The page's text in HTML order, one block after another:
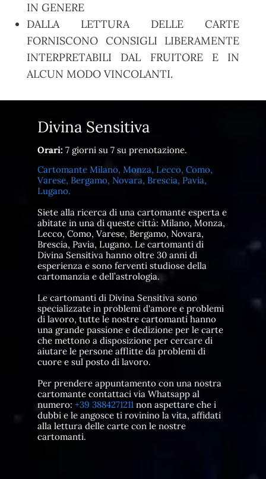
IN GENERE
DALLA LETTURA DELLE CARTE
FORNISCONO CONSIGLI LIBERAMENTE
INTERPRETABILI DAL FRUITORE E IN
ALCUN MODO VINCOLANTI.
Divina Sensitiva
Orari: 7 giorni su 7 su prenotazione.
Cartomante Milano, Monza, Lecco, Como,
Varese, Bergamo, Novara, Brescia, Pavia,
Lugano.
Siete alla ricerca di una cartomante esperta e
abitate in una di queste città: Milano, Monza,
Lecco, Como, Varese, Bergamo, Novara,
Brescia, Pavia, Lugano. Le cartomanti di
Divina Sensitiva hanno oltre 30 anni di
esperienza e sono ferventi studiose della
cartomanzia e dell’astrologia.
Le cartomanti di Divina Sensitiva sono
specializzate in problemi d'amore e problemi
di lavoro, tutte le nostre cartomanti hanno
una grande passione e dedizione per le carte
che mettono a disposizione per cercare di
aiutare le persone afflitte da problemi di
cuore e sul posto di lavoro.
Per prendere appuntamento con una nostra
cartomante contattaci via Whatsapp al
numero: +39 3884271211non aspettare che i
dubbi e le angosce ti rovinino la vita, affidati
alla lettura delle carte con le nostre
cartomanti.